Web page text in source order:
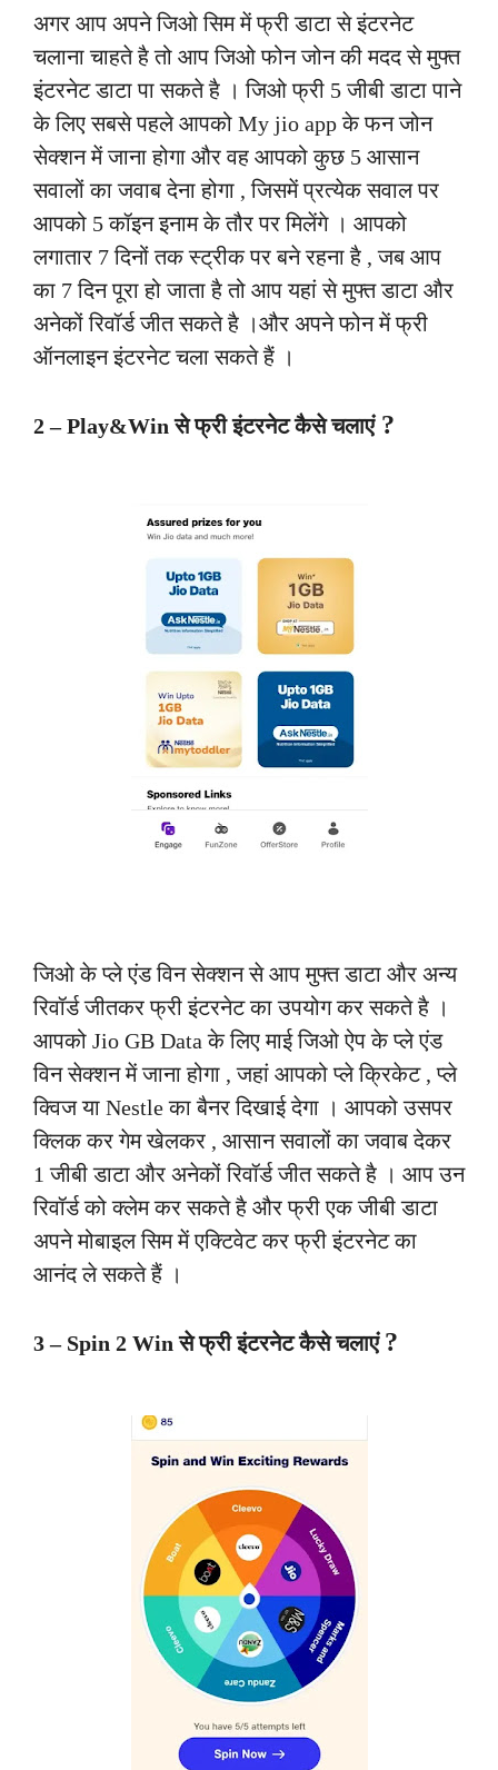
अगर आप अपने जिओ सिम में फ्री डाटा से इंटरनेट
चलाना चाहते है तो आप जिओ फोन जोन की मदद से मुफ्त
इंटरनेट डाटा पा सकते है । जिओ फ्री 5 जीबी डाटा पाने
के लिए सबसे पहले आपको My jio app के फन जोन
सेक्शन में जाना होगा और वह आपको कुछ 5 आसान
सवालों का जवाब देना होगा , जिसमें प्रत्येक सवाल पर
आपको 5 कॉइन इनाम के तौर पर मिलेंगे । आपको
लगातार 7 दिनों तक स्ट्रीक पर बने रहना है , जब आप
का 7 दिन पूरा हो जाता है तो आप यहां से मुफ्त डाटा और
अनेकों रिवॉर्ड जीत सकते है ।और अपने फोन में फ्री
ऑनलाइन इंटरनेट चला सकते हैं ।
2 –Play&Win से फ्री इंटरनेट कैसे चलाएं?
जिओ के प्ले एंड विन सेक्शन से आप मुफ्त डाटा और अन्य
रिवॉर्ड जीतकर फ्री इंटरनेट का उपयोग कर सकते है ।
आपको Jio GB Data के लिए माई जिओ ऐप के प्ले एंड
विन सेक्शन में जाना होगा , जहां आपको प्ले क्रिकेट , प्ले
क्विज या Nestle का बैनर दिखाई देगा । आपको उसपर
क्लिक कर गेम खेलकर , आसान सवालों का जवाब देकर
1 जीबी डाटा और अनेकों रिवॉर्ड जीत सकते है । आप उन
रिवॉर्ड को क्लेम कर सकते है और फ्री एक जीबी डाटा
अपने मोबाइल सिम में एक्टिवेट कर फ्री इंटरनेट का
आनंद ले सकते हैं ।
3 – Spin 2 Win से फ्री इंटरनेट कैसे चलाएं ?